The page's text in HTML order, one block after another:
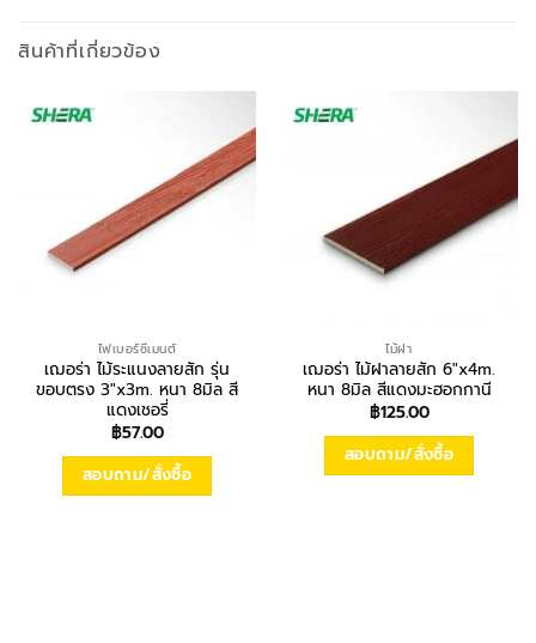
สินค้าที่เกี่ยวข้อง
ไฟเบอร์ซีเมนต์
เฌอร่า ไม้ระแนงลายสัก รุ่น
ขอบตรง 3″x3m. หนา 8มิล สี
แดงเชอรี่
฿57.00
สอบถาม/สั่งซื้อ
ไม้ฝา
เฌอร่า ไม้ฝาลายสัก 6″x4m.
หนา 8มิล สีแดงมะฮอกกานี
฿125.00
สอบถาม/สั่งซื้อ